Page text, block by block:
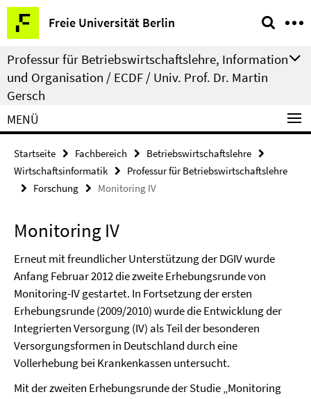
Springe
direkt
zu
Inhalt
Freie Universität Berlin
Service-
Navigation
Professur für Betriebswirtschaftslehre, Information
und Organisation / ECDF / Univ. Prof. Dr. Martin
Gersch
MENÜ
Startseite Fachbereich
Betriebswirtschaftslehre
Wirtschaftsinformatik
Professur für Betriebswirtschaftslehre
Forschung
Monitoring IV
Monitoring IV
Erneut mit freundlicher Unterstützung der DGIV wurde
Anfang Februar 2012 die zweite Erhebungsrunde von
Monitoring-IV gestartet. In Fortsetzung der ersten
Erhebungsrunde (2009/2010) wurde die Entwicklung der
Integrierten Versorgung (IV) als Teil der besonderen
Versorgungsformen in Deutschland durch eine
Vollerhebung bei Krankenkassen untersucht.
Mit der zweiten Erhebungsrunde der Studie „Monitoring